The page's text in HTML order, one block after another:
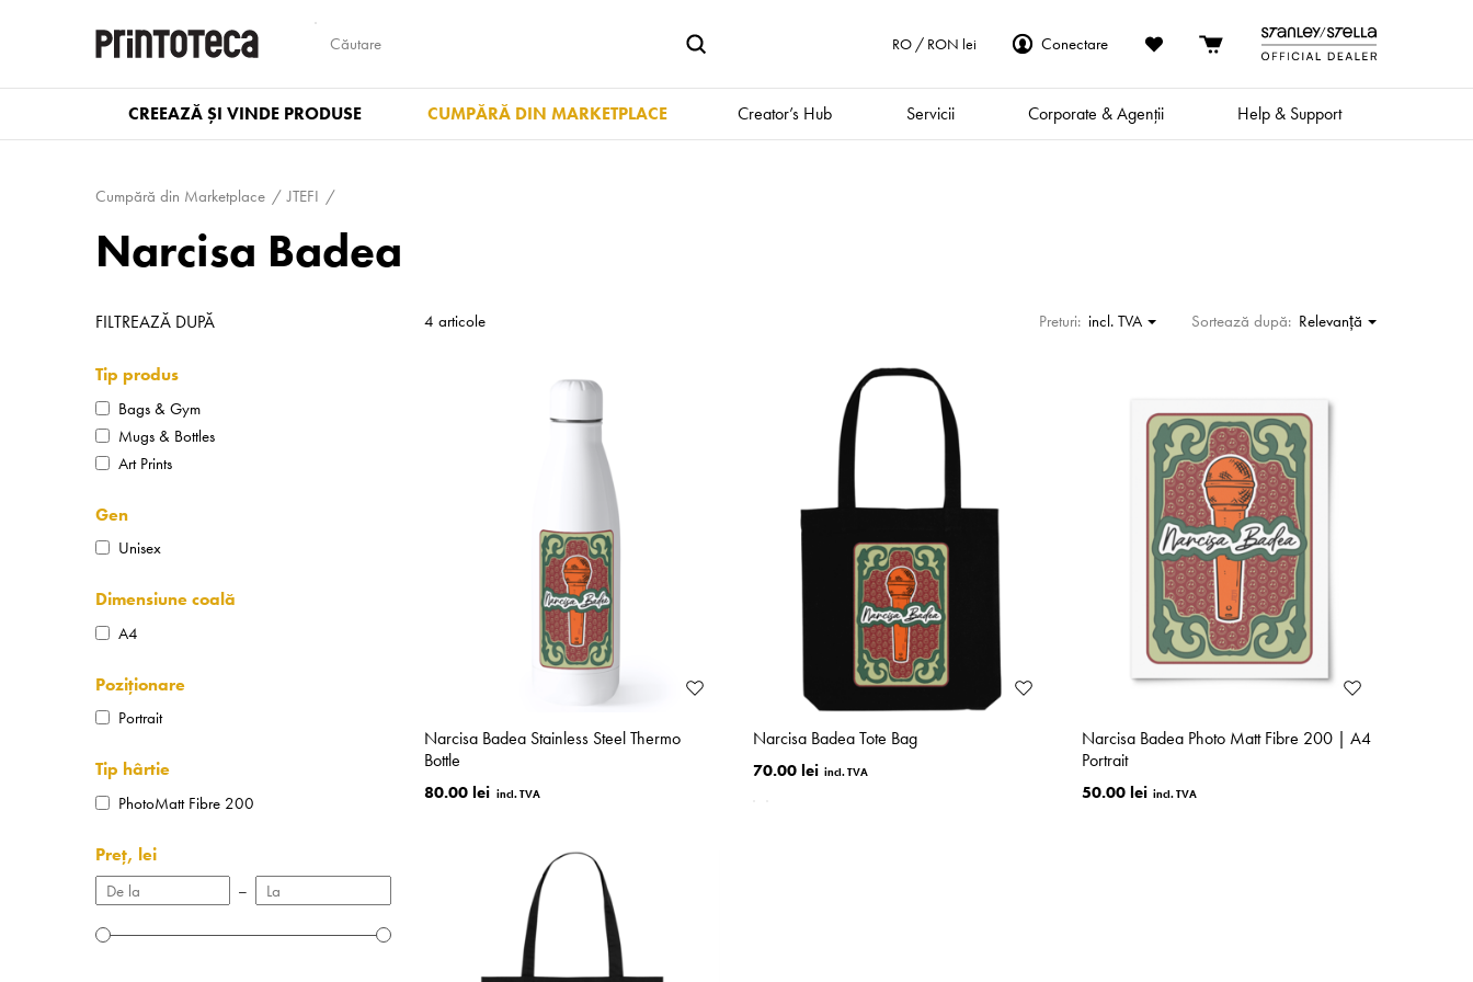
RO / RON lei Conectare
CREEAZĂ ȘI VINDE PRODUSE CUMPĂRĂ DIN MARKETPLACE Creator’s Hub Servicii Corporate & Agenții Help & Support
Cumpără din Marketplace JTEFI
Narcisa Badea
FILTREAZĂ DUPĂ
Tip produs
Bags & Gym
Mugs & Bottles
Art Prints
Gen
Unisex
Dimensiune coală
A4
Poziționare
Portrait
Tip hârtie
PhotoMatt Fibre 200
Preț, lei
–
4 articole Preturi: incl. TVA Sortează după: Relevanţă
Narcisa Badea Stainless Steel Thermo
Bottle
80.00 lei
Narcisa Badea Tote Bag
70.00 lei
Narcisa Badea Photo Matt Fibre 200 | A4
Portrait
50.00 lei